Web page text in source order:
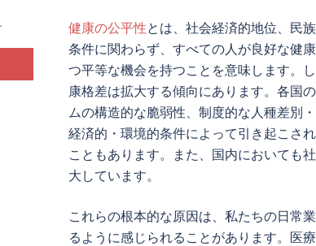
健康の公平性とは、社会経済的地位、民
条件に関わらず、すべての人が良好な健
つ平等な機会を持つことを意味します。
康格差は拡大する傾向にあります。各国
ムの構造的な脆弱性、制度的な人種差別
経済的・環境的条件によって引き起こさ
こともあります。また、国内においても
大しています。
これらの根本的な原因は、私たちの日常
るように感じられることがあります。医